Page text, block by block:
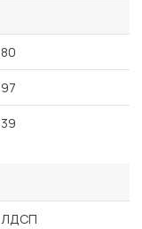
80
97
39
ЛДСП